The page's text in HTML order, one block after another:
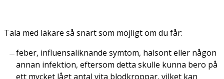
Tala med läkare så snart som möjligt om du får:
feber, influensaliknande symtom, halsont eller någon
annan infektion, eftersom detta skulle kunna bero på
ett mycket lågt antal vita blodkroppar, vilket kan